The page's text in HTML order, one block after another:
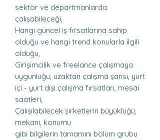
sektör ve departmanlarda
çalışabileceği,
Hangi güncel iş fırsatlarına sahip
olduğu ve hangi trend konularla ilgili
olduğu,
Girişimcilik ve freelance çalışmaya
uygunluğu, uzaktan çalışma şansı, yurt
içi - yurt dışı çalışma fırsatları, mesai
saatleri,
Çalışılabilecek şirketlerin büyüklüğü,
mekanı, konumu
gibi bilgilerin tamamını bölüm grubu